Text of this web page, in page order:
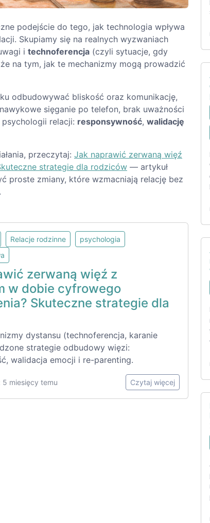
podejście do tego, jak technologia wpływa
Skupiamy się na realnych wyzwaniach
i technoferencja (czyli sytuacje, gdy
na tym, jak te mechanizmy mogą prowadzić
odbudowywać bliskość oraz komunikację,
sięganie po telefon, brak uważności
psychologii relacji: responsywność, walidację
przeczytaj: Jak naprawić zerwaną więź
strategie dla rodziców — artykuł
proste zmiany, które wzmacniają relację bez
Relacje rodzinne
psychologia
zerwaną więź z
w dobie cyfrowego
Skuteczne strategie dla
dystansu (technoferencja, karanie
strategie odbudowy więzi:
walidacja emocji i re-parenting.
miesięcy temu Czytaj więcej